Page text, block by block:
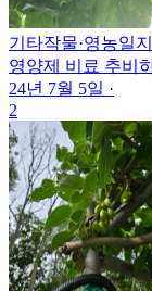
기타작물·영농일지
영양제 비료 추비
24년 7월 5일 ·
2